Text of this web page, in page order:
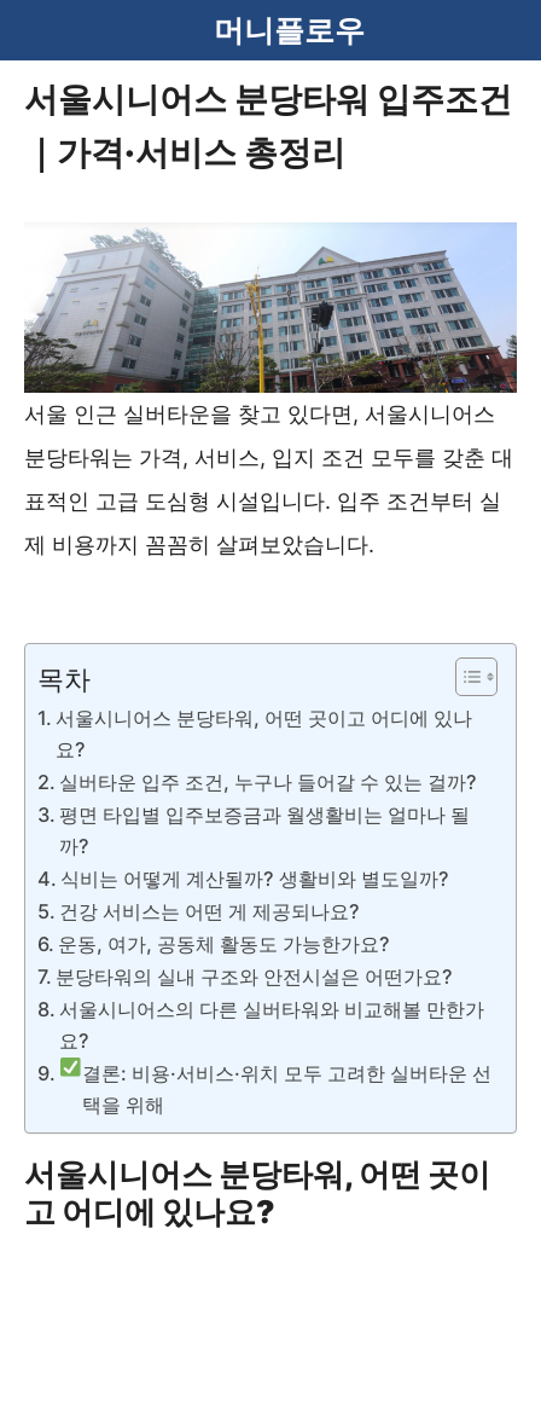
텐
머니플로우
서울시니어스 분당타워 입주조건
｜가격·서비스 총정리
서울 인근 실버타운을 찾고 있다면, 서울시니어스
분당타워는 가격, 서비스, 입지 조건 모두를 갖춘 대
표적인 고급 도심형 시설입니다. 입주 조건부터 실
제 비용까지 꼼꼼히 살펴보았습니다.
목차
서울시니어스 분당타워, 어떤 곳이고 어디에 있나
요?
실버타운 입주 조건, 누구나 들어갈 수 있는 걸까?
평면 타입별 입주보증금과 월생활비는 얼마나 될
까?
식비는 어떻게 계산될까? 생활비와 별도일까?
건강 서비스는 어떤 게 제공되나요?
운동, 여가, 공동체 활동도 가능한가요?
분당타워의 실내 구조와 안전시설은 어떤가요?
서울시니어스의 다른 실버타워와 비교해볼 만한가
요?
결론: 비용·서비스·위치 모두 고려한 실버타운 선
택을 위해
서울시니어스 분당타워, 어떤 곳이
고 어디에 있나요?